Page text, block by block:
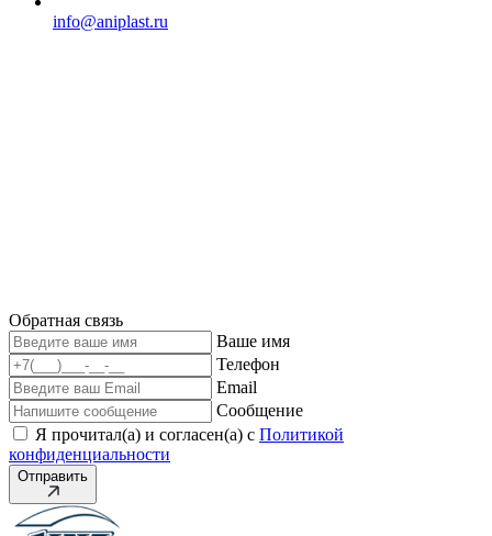
info@aniplast.ru
Обратная связь
Ваше имя
Телефон
Email
Сообщение
Я прочитал(а) и согласен(а) с Политикой
конфиденциальности
Отправить